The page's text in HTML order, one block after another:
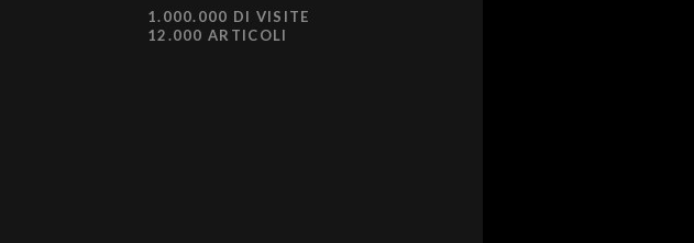
1.000.000 DI VISITE
12.000 ARTICOLI